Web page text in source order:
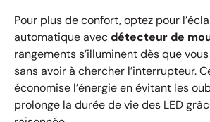
Pour plus de confort, optez pour
automatique avecdétecteur de
rangements s’illuminent dès que
sans avoir à chercher l’interrupteur.
économise l’énergie en évitant les
prolonge la durée de vie des LED